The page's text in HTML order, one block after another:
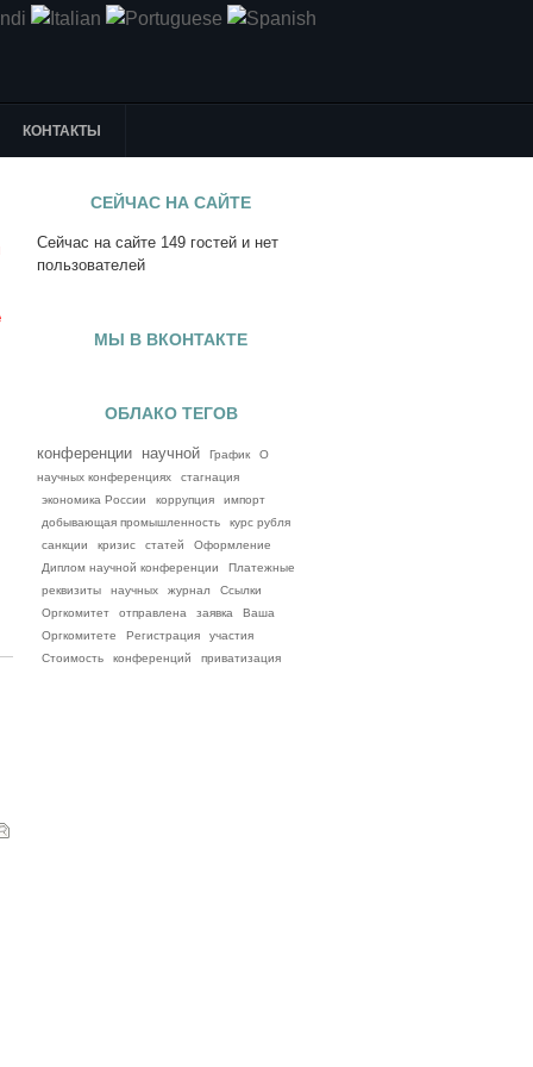
КОНТАКТЫ
СЕЙЧАС НА САЙТЕ
Сейчас на сайте 149 гостей и нет
пользователей
МЫ В ВКОНТАКТЕ
ОБЛАКО ТЕГОВ
конференции научной График
О
научных конференциях
стагнация
экономика России
коррупция
импорт
добывающая промышленность
курс рубля
санкции
кризис статей
Оформление
Диплом научной конференции
Платежные
реквизиты
научных журнал
Ссылки
Оргкомитет
отправлена заявка
Ваша
Оргкомитете
Регистрация
участия
Стоимость
конференций приватизация